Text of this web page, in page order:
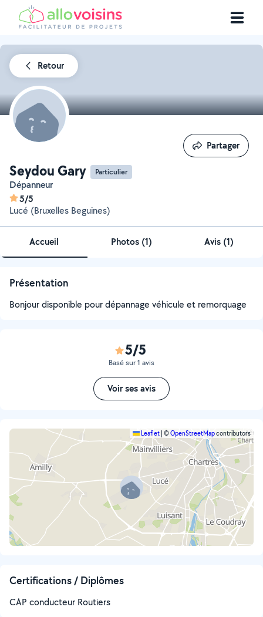
Retour
Seydou Gary Particulier
Dépanneur
5/5
Lucé (Bruxelles Beguines)
Partager
Partager
Accueil Photos (1) Avis (1)
Présentation
Bonjour disponible pour dépannage véhicule et remorquage
5/5
Basé sur 1 avis
Voir ses avis
Leaflet ©OpenStreetMapcontributors
Certifications / Diplômes
CAP conducteur Routiers